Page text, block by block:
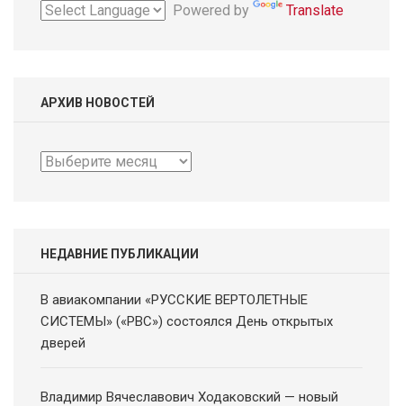
Powered by Translate
АРХИВ НОВОСТЕЙ
Архив
НЕДАВНИЕ ПУБЛИКАЦИИ
В авиакомпании «РУССКИЕ ВЕРТОЛЕТНЫЕ
СИСТЕМЫ» («РВС») состоялся День открытых
дверей
Владимир Вячеславович Ходаковский — новый